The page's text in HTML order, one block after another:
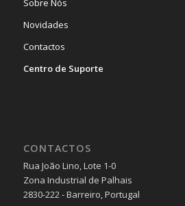
Sobre Nós
Novidades
Contactos
Centro de Suporte
CONTACTOS
Rua João Lino, Lote 1-0
Zona Industrial de Palhais
2830-222 - Barreiro, Portugal